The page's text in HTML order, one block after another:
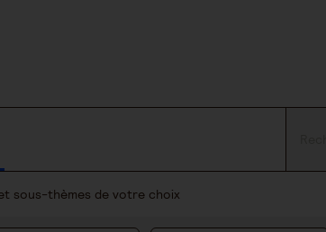
sous-thèmes de votre choix